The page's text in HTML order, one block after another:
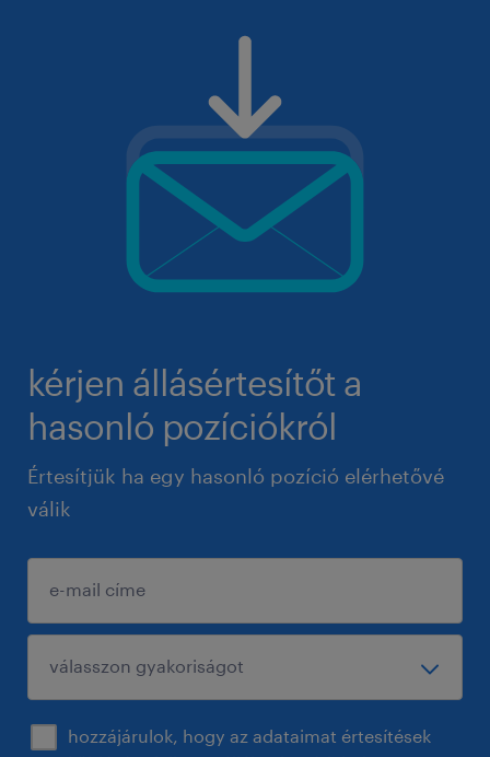
kérjen állásértesítőt a
hasonló pozíciókról
Értesítjük ha egy hasonló pozíció elérhetővé
válik
hozzájárulok, hogy az adataimat értesítések